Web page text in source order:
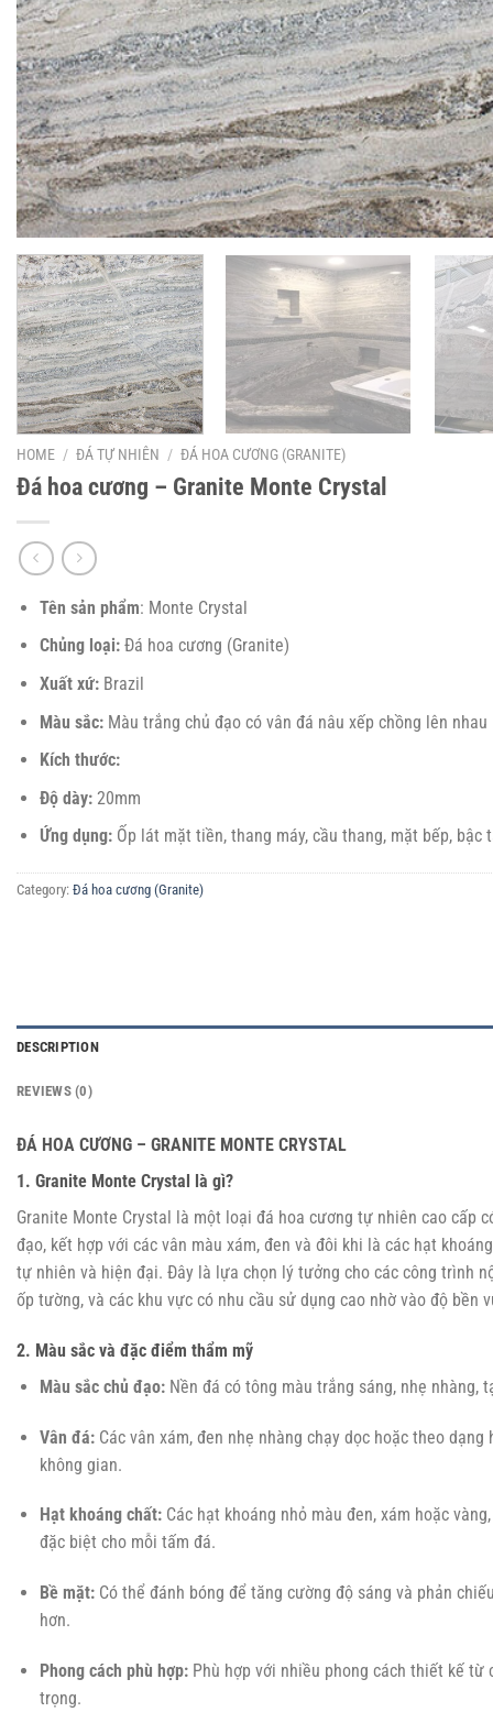
HOME / ĐÁ TỰ NHIÊN / ĐÁ HOA CƯƠNG (GRANITE)
Đá hoa cương – Granite Monte Crystal
Tên sản phẩm: Monte Crystal
Chủng loại:Đá hoa cương (Granite)
Xuất xứ:Brazil
Màu sắc:Màu trắng chủ đạo có vân đá nâu xếp chồng lên nhau
Kích thước:
Độ dày:20mm
Ứng dụng:Ốp lát mặt tiền, thang máy, cầu thang, mặt bếp, bậc
Category: Đá hoa cương (Granite)
DESCRIPTION
REVIEWS (0)
ĐÁ HOA CƯƠNG – GRANITE MONTE CRYSTAL
1. Granite Monte Crystal là gì?
Granite Monte Crystal là một loại đá hoa cương tự nhiên cao cấp
đạo, kết hợp với các vân màu xám, đen và đôi khi là các hạt
tự nhiên và hiện đại. Đây là lựa chọn lý tưởng cho các công trình
ốp tường, và các khu vực có nhu cầu sử dụng cao nhờ vào độ bền
2. Màu sắc và đặc điểm thẩm mỹ
Màu sắc chủ đạo:Nền đá có tông màu trắng sáng, nhẹ nhàng,
Vân đá:Các vân xám, đen nhẹ nhàng chạy dọc hoặc theo
không gian.
Hạt khoáng chất:Các hạt khoáng nhỏ màu đen, xám hoặc
đặc biệt cho mỗi tấm đá.
Bề mặt:Có thể đánh bóng để tăng cường độ sáng và phản
hơn.
Phong cách phù hợp:Phù hợp với nhiều phong cách thiết kế từ
trọng.